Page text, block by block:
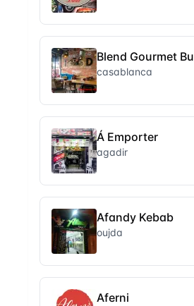
Blend Gourmet
casablanca
Á Emporter
agadir
Afandy Kebab
oujda
Aferni